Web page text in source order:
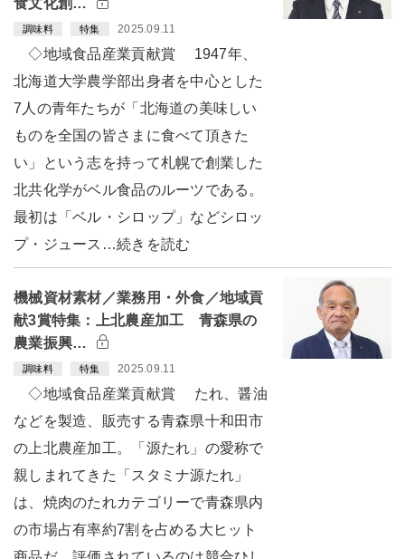
食文化創…
調味料 特集 2025.09.11
◇地域食品産業貢献賞 1947年、
北海道大学農学部出身者を中心とした
7人の青年たちが「北海道の美味しい
ものを全国の皆さまに食べて頂きた
い」という志を持って札幌で創業した
北共化学がベル食品のルーツである。
最初は「ベル・シロップ」などシロッ
プ・ジュース…続きを読む
機械資材素材／業務用・外食／地域貢
献3賞特集：上北農産加工 青森県の
農業振興…
調味料 特集 2025.09.11
◇地域食品産業貢献賞 たれ、醤油
などを製造、販売する青森県十和田市
の上北農産加工。「源たれ」の愛称で
親しまれてきた「スタミナ源たれ」
は、焼肉のたれカテゴリーで青森県内
の市場占有率約7割を占める大ヒット